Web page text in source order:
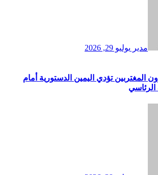
مدير يوليو 29, 2026
المغتربين تؤدي اليمين الدستورية أمام